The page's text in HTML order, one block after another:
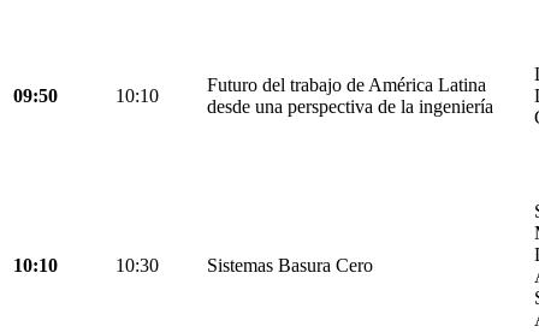
09:50 10:10
Futuro del trabajo de América Latina
desde una perspectiva de la ingeniería
10:10 10:30 Sistemas Basura Cero